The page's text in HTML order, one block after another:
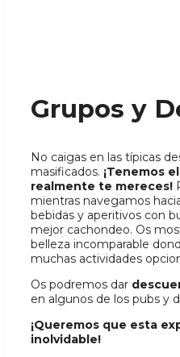
Grupos y
No caigas en las típicas
masificados. ¡Tenemos
realmente te mereces!
mientras navegamos
bebidas y aperitivos con
mejor cachondeo. Os
belleza incomparable
muchas actividades
Os podremos dar
en algunos de los pubs y
¡Queremos que esta
inolvidable!